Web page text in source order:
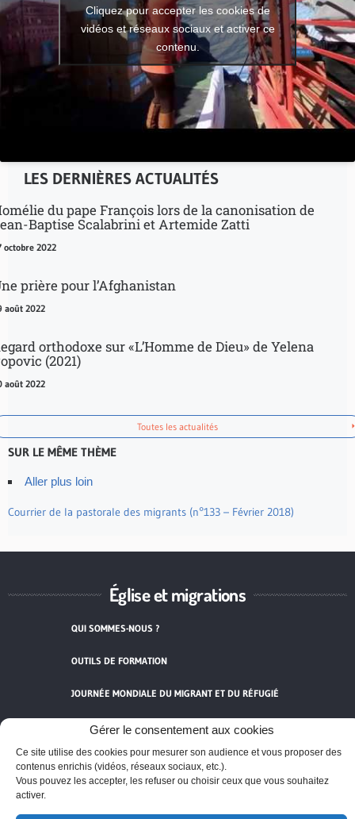
Gérer le consentement aux cookies
Ce site utilise des cookies pour mesurer son audience et vous proposer des
contenus enrichis (vidéos, réseaux sociaux, etc.).
Vous pouvez les accepter, les refuser ou choisir ceux que vous souhaitez
activer.
Cliquez pour accepter les cookies de
vidéos et réseaux sociaux et activer ce
contenu.
LES DERNIÈRES ACTUALITÉS
du pape François lors de la canonisation de
Baptise Scalabrini et Artemide Zatti
octobre 2022
prière pour l’Afghanistan
août 2022
orthodoxe sur «L’Homme de Dieu» de Yelena
(2021)
août 2022
Toutes les actualités
SUR LE MÊME THÈME
Aller plus loin
Courrier de la pastorale des migrants (n°133 – Février 2018)
Église et migrations
QUI SOMMES-NOUS ?
OUTILS DE FORMATION
JOURNÉE MONDIALE DU MIGRANT ET DU RÉFUGIÉ
CONTACT
MENTIONS LÉGALES